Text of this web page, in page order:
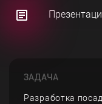
ЗАДАЧА
Разработка